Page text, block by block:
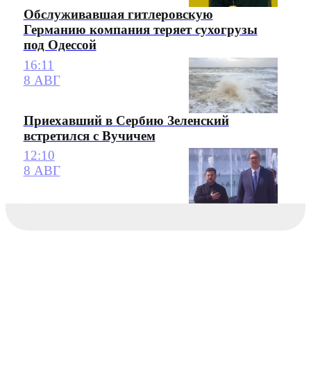
Обслуживавшая гитлеровскую
Германию компания теряет сухогрузы
под Одессой
16:11
8 АВГ
Приехавший в Сербию Зеленский
встретился с Вучичем
12:10
8 АВГ